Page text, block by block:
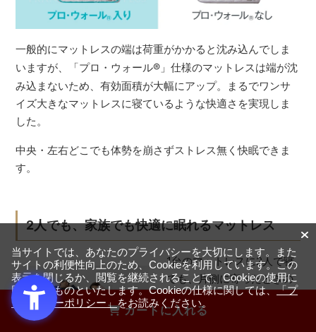
カートに入れる
一般的にマットレスの端は荷重がかかると沈み込んでしま
いますが、「プロ・ウォール® 」仕様のマットレスは端が沈
み込まないため、有効面積が大幅にアップ。まるでワンサ
イズ大きなマットレスに寝ているような快適さを実現しま
した。
中央・左右どこでも体勢を崩さずストレス無く快眠できま
す。
2人でも、家族でも快適に眠れるマットレス
1台のマットレスに2人で寝
ても、片側に寄ったときの
沈み込みが少なく、相手の
寝返りによる不快な横揺れ
当サイトでは、あなたのプライバシーを大切にします。また
サイトの利便性向上のため、Cookieを利用しています。この
表示を閉じるか、閲覧を継続されることで、Cookieの使用に
同意するものといたします。Cookieの仕様に関しては、「プ
ライバシーポリシー」をお読みください。